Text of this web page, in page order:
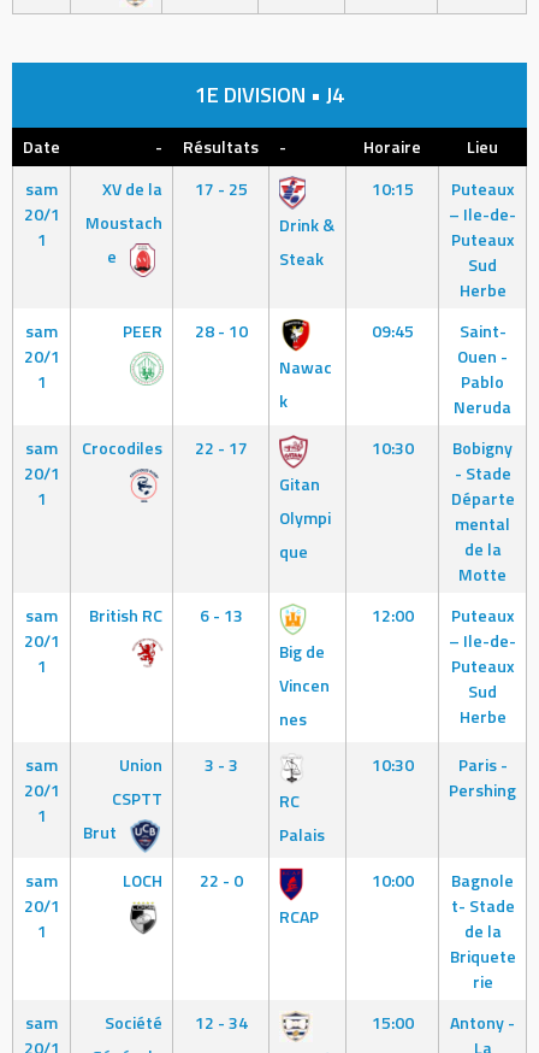
1E DIVISION • J4
Date - Résultats - Horaire
Lieu
sam
20/1
1
XV de la
Moustach
e
17 - 25
Drink &
Steak
10:15
Puteaux
– Ile-de-
Puteaux
Sud
Herbe
sam
20/1
1
PEER
28 - 10
Nawac
k
09:45
Saint-
Ouen -
Pablo
Neruda
sam
20/1
1
Crocodiles
22 - 17
Gitan
Olympi
que
10:30
Bobigny
- Stade
Départe
mental
de la
Motte
sam
20/1
1
British RC
6 - 13
Big de
Vincen
nes
12:00
Puteaux
– Ile-de-
Puteaux
Sud
Herbe
sam
20/1
1
Union
CSPTT
Brut
3 - 3
RC
Palais
10:30
Paris -
Pershing
sam
20/1
1
LOCH
22 - 0
RCAP
10:00
Bagnole
t- Stade
de la
Briquete
rie
sam
20/1
Société
12 - 34
15:00
Antony -
La